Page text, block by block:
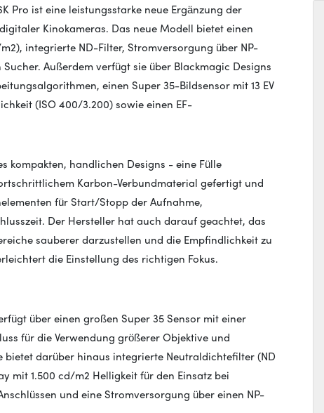
Pro ist eine leistungsstarke neue Ergänzung der
Kinokameras. Das neue Modell bietet einen
integrierte ND-Filter, Stromversorgung über NP-
Außerdem verfügt sie über Blackmagic Designs
einen Super 35-Bildsensor mit 13 EV
(ISO 400/3.200) sowie einen EF-
kompakten, handlichen Designs - eine Fülle
Karbon-Verbundmaterial gefertigt und
für Start/Stopp der Aufnahme,
Der Hersteller hat auch darauf geachtet, das
sauberer darzustellen und die Empfindlichkeit zu
die Einstellung des richtigen Fokus.
über einen großen Super 35 Sensor mit einer
für die Verwendung größerer Objektive und
bietet darüber hinaus integrierte Neutraldichtefilter (ND
mit 1.500 cd/m2 Helligkeitfür den Einsatz bei
und eine Stromversorgung über einen NP-